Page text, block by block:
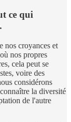
ce qui
nos croyances et
nos propres
cela peut se
voire des
considérons
la diversité
de l'autre